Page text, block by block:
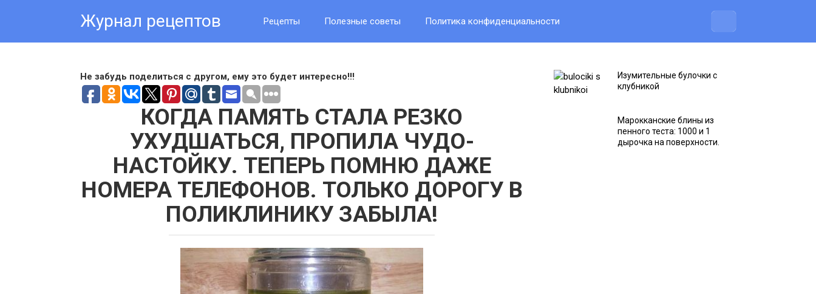
Журнал рецептов Рецепты Полезные советы Политика конфиденциальности
Не забудь поделиться с другом, ему это будет интересно!!!
КОГДА ПАМЯТЬ СТАЛА РЕЗКО
УХУДШАТЬСЯ, ПРОПИЛА ЧУДО-
НАСТОЙКУ. ТЕПЕРЬ ПОМНЮ ДАЖЕ
НОМЕРА ТЕЛЕФОНОВ. ТОЛЬКО ДОРОГУ В
ПОЛИКЛИНИКУ ЗАБЫЛА!
Изумительные булочки с
клубникой
Марокканские блины из
пенного теста: 1000 и 1
дырочка на поверхности.